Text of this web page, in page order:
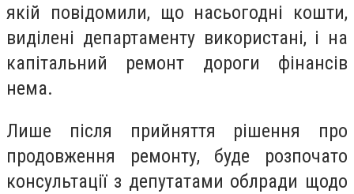
якій повідомили, що насьогодні кошти,
виділені департаменту використані, і на
капітальний ремонт дороги фінансів
нема.
Лише після прийняття рішення про
продовження ремонту, буде розпочато
консультації з депутатами облради щодо